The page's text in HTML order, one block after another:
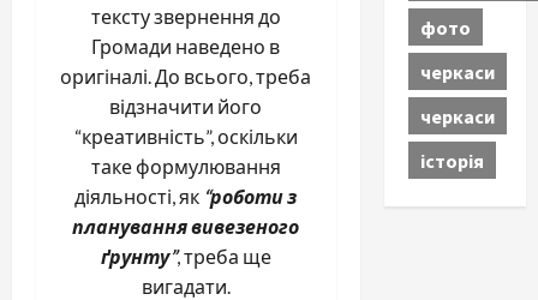
тексту звернення до
Громади наведено в
оригіналі. До всього, треба
відзначити його
“креативність”, оскільки
таке формулювання
діяльності, як “роботи з
планування вивезеного
ґрунту”, треба ще
вигадати.
фото
черкаси
черкаси
історія